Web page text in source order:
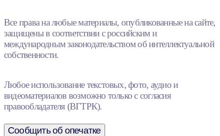
Все права на любые материалы, опубликованные на сайте,
защищены в соответствии с российским и
международным законодательством об интеллектуальной
собственности.
Любое использование текстовых, фото, аудио и
видеоматериалов возможно только с согласия
правообладателя (ВГТРК).
Сообщить об опечатке